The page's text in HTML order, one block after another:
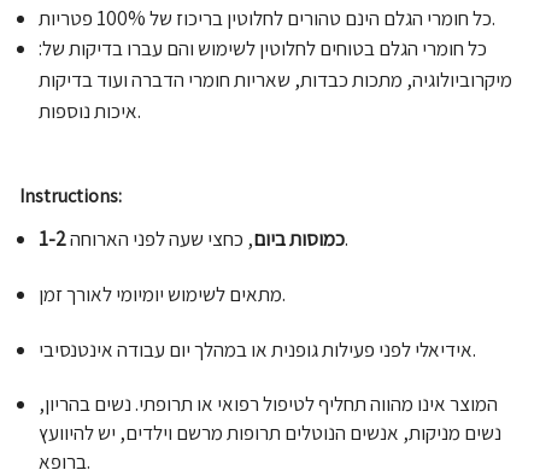
כל חומרי הגלם הינם טהורים לחלוטין בריכוז של 100% פטריות.
כל חומרי הגלם בטוחים לחלוטין לשימוש והם עברו בדיקות של:
מיקרוביולוגיה, מתכות כבדות, שאריות חומרי הדברה ועוד בדיקות
איכות נוספות.
Instructions:
1-2 כמוסות ביום, כחצי שעה לפני הארוחה.
מתאים לשימוש יומיומי לאורך זמן.
אידיאלי לפני פעילות גופנית או במהלך יום עבודה אינטנסיבי.
המוצר אינו מהווה תחליף לטיפול רפואי או תרופתי. נשים בהריון,
נשים מניקות, אנשים הנוטלים תרופות מרשם וילדים, יש להיוועץ
ברופא.